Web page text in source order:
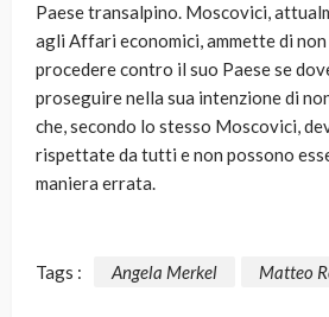
Paese transalpino. Moscovici,
agli Affari economici, ammette di
procedere contro il suo Paese se
proseguire nella sua intenzione di
che, secondo lo stesso Moscovici,
rispettate da tutti e non possono
maniera errata.
Tags : Angela Merkel Matteo